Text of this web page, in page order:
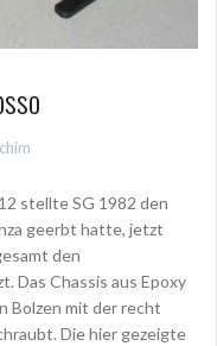
stellte SG 1982 den
geerbt hatte, jetzt
den
Das Chassis aus Epoxy
Bolzen mit der recht
Die hier gezeigte